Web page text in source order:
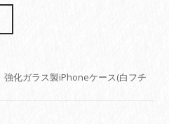
強化ガラス製iPhoneケース(白フチ